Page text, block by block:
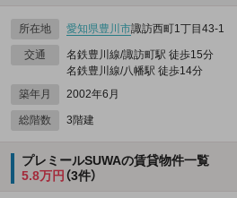
所在地 愛知県豊川市諏訪西町1丁目43‐1
交通
名鉄豊川線/諏訪町駅 徒歩15分
名鉄豊川線/八幡駅 徒歩14分
築年月
2002年6月
総階数 3階建
プレミールSUWAの賃貸物件一覧
5.8万円 （3件）